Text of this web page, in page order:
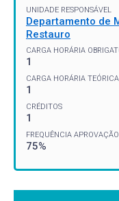
UNIDADE RESPONSÁVEL
Departamento de
Restauro
CARGA HORÁRIA
1
CARGA HORÁRIA TEÓRICA
1
CRÉDITOS
1
FREQUÊNCIA APROVAÇÃO
75%